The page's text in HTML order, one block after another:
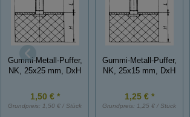
Gummi-Metall-Puffer,
NK, 25x25 mm, DxH
1,50 € *
Grundpreis: 1,50 € / Stück
Gummi-Metall-Puffer,
NK, 25x15 mm, DxH
1,25 € *
Grundpreis: 1,25 € / Stück